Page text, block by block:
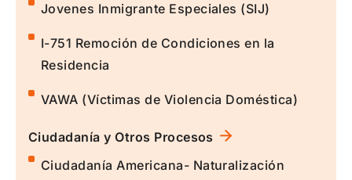
Jovenes Inmigrante Especiales (SIJ)
I-751 Remoción de Condiciones en la
Residencia
VAWA (Víctimas de Violencia Doméstica)
Ciudadanía y Otros Procesos
Ciudadanía Americana- Naturalización